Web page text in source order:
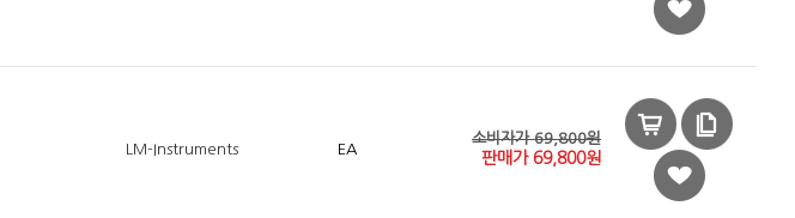
LM-Instruments EA
소비자가 69,800원
판매가 69,800원